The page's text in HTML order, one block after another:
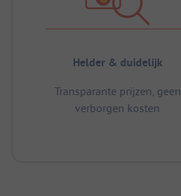
Helder & duidelijk
Transparante prijzen, geen
verborgen kosten